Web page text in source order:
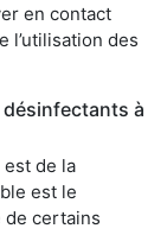
en contact
l’utilisation des
désinfectants à
de la
est le
de certains